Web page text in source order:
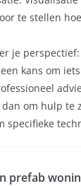
te stellen
je
kans om
dan om hulp te
specifieke
prefab